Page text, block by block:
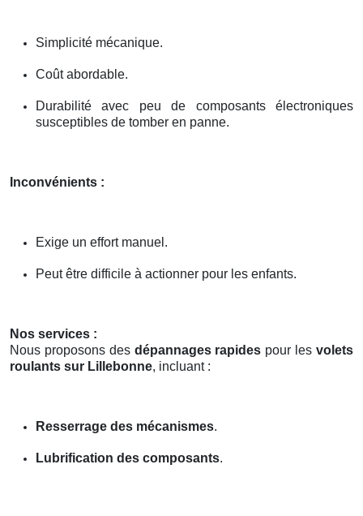
Simplicité mécanique.
Coût abordable.
Durabilité avec peu de composants électroniques
susceptibles de tomber en panne.
Inconvénients :
Exige un effort manuel.
Peut être difficile à actionner pour les enfants.
Nos services :
Nous proposons des dépannages rapides pour lesvolets
roulants sur Lillebonne, incluant :
Resserrage des mécanismes.
Lubrification des composants.